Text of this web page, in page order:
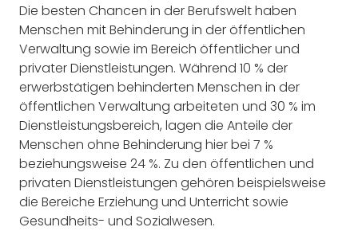
Die besten Chancen in der Berufswelt haben
Menschen mit Behinderung in der öffentlichen
Verwaltung sowie im Bereich öffentlicher und
privater Dienstleistungen. Während 10 % der
erwerbstätigen behinderten Menschen in der
öffentlichen Verwaltung arbeiteten und 30 % im
Dienstleistungsbereich, lagen die Anteile der
Menschen ohne Behinderung hier bei 7 %
beziehungsweise 24 %. Zu den öffentlichen und
privaten Dienstleistungen gehören beispielsweise
die Bereiche Erziehung und Unterricht sowie
Gesundheits- und Sozialwesen.